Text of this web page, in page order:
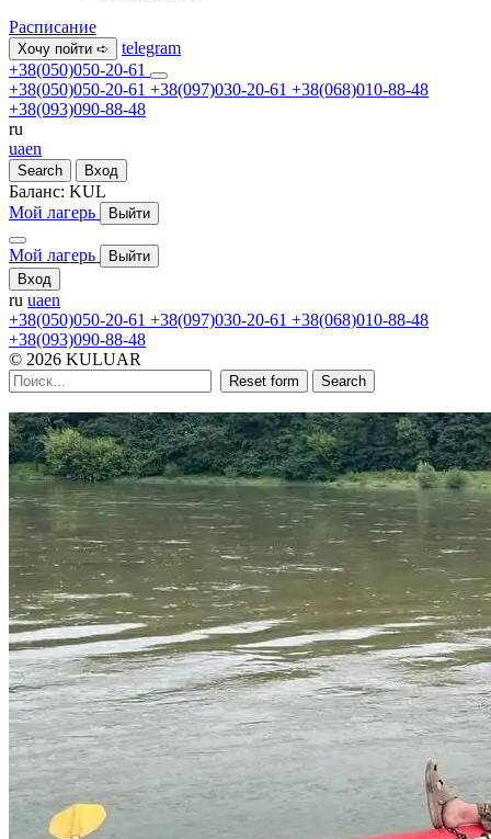
Расписание
Хочу пойти ➪
telegram
+38(050)050-20-61
+38(050)050-20-61 +38(097)030-20-61 +38(068)010-88-48
+38(093)090-88-48
ru
uaen
Search Вход
Баланс: KUL
Мой лагерь
Выйти
Мой лагерь
Выйти
Вход
ru uaen
+38(050)050-20-61 +38(097)030-20-61 +38(068)010-88-48
+38(093)090-88-48
© 2026 KULUAR
Reset form Search